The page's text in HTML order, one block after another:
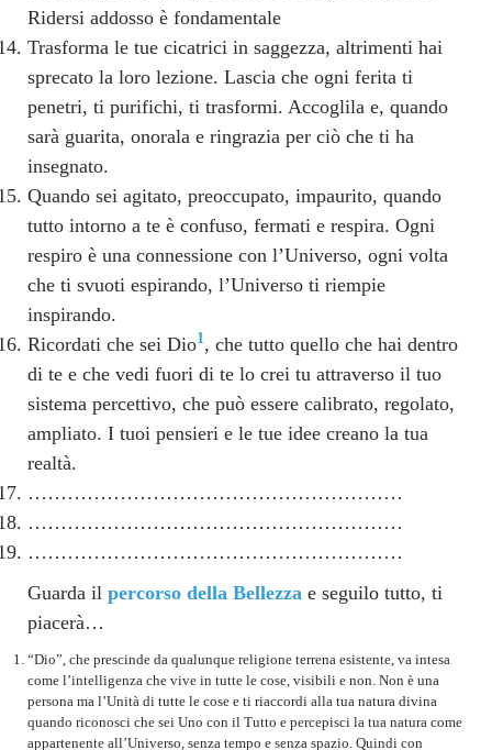
Ridersi addosso è fondamentale
Trasforma le tue cicatrici in saggezza, altrimenti hai
sprecato la loro lezione. Lascia che ogni ferita ti
penetri, ti purifichi, ti trasformi. Accoglila e, quando
sarà guarita, onorala e ringrazia per ciò che ti ha
insegnato.
Quando sei agitato, preoccupato, impaurito, quando
tutto intorno a te è confuso, fermati e respira. Ogni
respiro è una connessione con l’Universo, ogni volta
che ti svuoti espirando, l’Universo ti riempie
inspirando.
Ricordati che sei Dio1 , che tutto quello che hai dentro
di te e che vedi fuori di te lo crei tu attraverso il tuo
sistema percettivo, che può essere calibrato, regolato,
ampliato. I tuoi pensieri e le tue idee creano la tua
realtà.
…………………………………………………
…………………………………………………
…………………………………………………
Guarda il percorso della Bellezza e seguilo tutto, ti
piacerà…
“Dio”, che prescinde da qualunque religione terrena esistente, va intesa
come l’intelligenza che vive in tutte le cose, visibili e non. Non è una
persona ma l’Unità di tutte le cose e ti riaccordi alla tua natura divina
quando riconosci che sei Uno con il Tutto e percepisci la tua natura come
appartenente all’Universo, senza tempo e senza spazio. Quindi con